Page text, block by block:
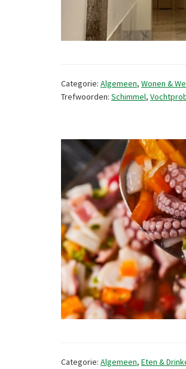
Categorie: Algemeen, Wonen &
Trefwoorden: Schimmel,
Categorie: Algemeen, Eten &